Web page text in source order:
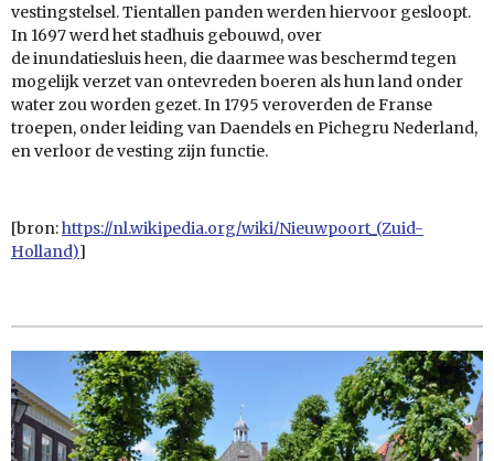
vestingstelsel. Tientallen panden werden hiervoor gesloopt.
In 1697werd het stadhuis gebouwd, over
deinundatiesluisheen, die daarmee was beschermd tegen
mogelijk verzet van ontevreden boeren als hun land onder
water zou worden gezet. In 1795 veroverden de Franse
troepen, onder leiding vanDaendels enPichegru Nederland,
en verloor de vesting zijn functie.
[bron:https://nl.wikipedia.org/wiki/Nieuwpoort_(Zuid-
Holland)]